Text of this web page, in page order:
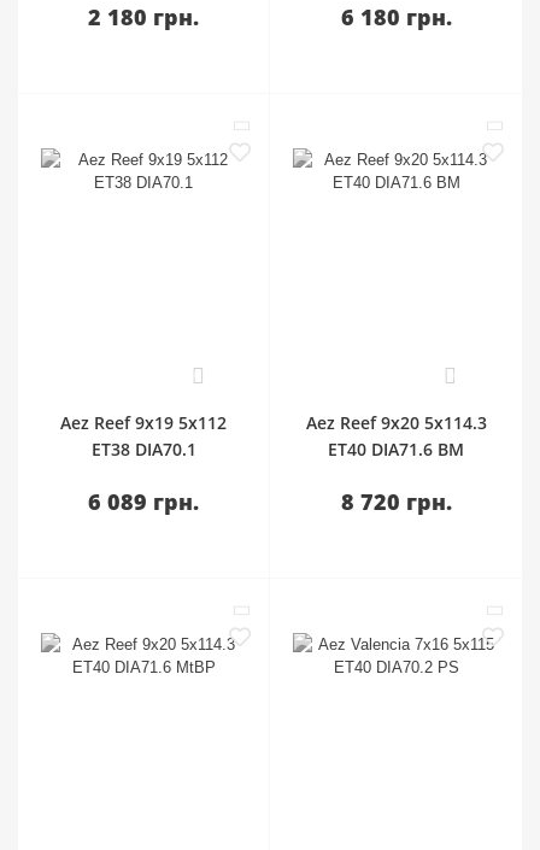
2 180 грн. 6 180 грн.
Aez Reef 9x19 5x112
ET38 DIA70.1
6 089 грн.
Aez Reef 9x20 5x114.3
ET40 DIA71.6 BM
8 720 грн.